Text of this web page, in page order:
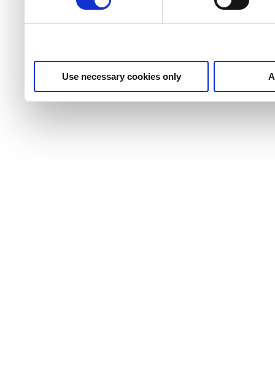
Use necessary cookies only